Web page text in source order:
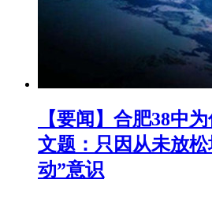
【要闻】合肥38中
文题：只因从未放
动”意识